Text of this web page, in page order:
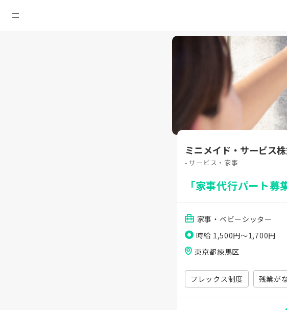
ミニメイド・サービス
- サービス・家事
「家事代行パート募
家事・ベビーシッター
時給 1,500円〜1,700円
東京都練馬区
フレックス制度 残業が